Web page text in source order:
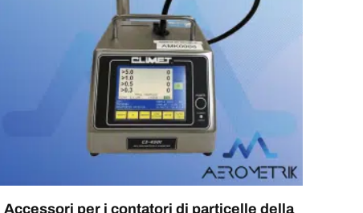
Accessori per i contatori di particelle della